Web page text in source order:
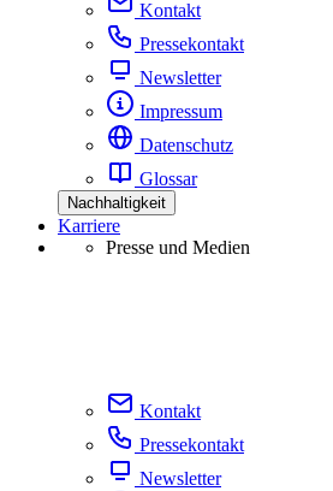
Kontakt
Pressekontakt
Newsletter
Impressum
Datenschutz
Glossar
Nachhaltigkeit
Karriere
Presse und Medien
Kontakt
Pressekontakt
Newsletter